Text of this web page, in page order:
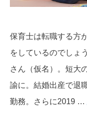
保育士は転職する方
をしているのでしょ
さん（仮名）。短大
諭に。結婚出産で退
勤務。さらに2019 …